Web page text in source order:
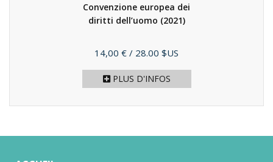
Convenzione europea dei
diritti dell’uomo (2021)
Prix
14,00 € / 28.00 $US
PLUS D'INFOS